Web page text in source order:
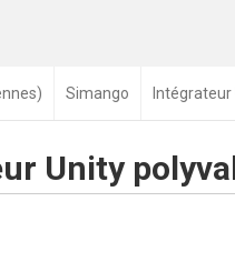
Simango
Unity